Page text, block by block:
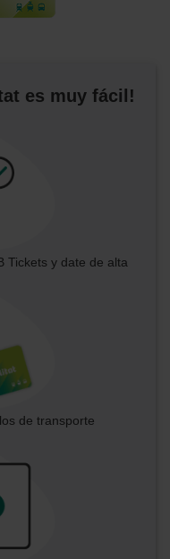
es muy fácil!
Tickets y date de alta
de transporte